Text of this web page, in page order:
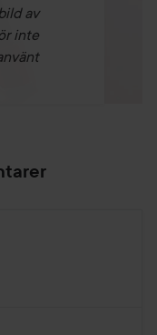
av
inte